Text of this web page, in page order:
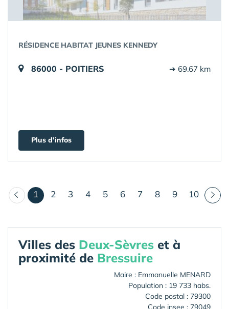
RÉSIDENCE HABITAT JEUNES KENNEDY
86000 - POITIERS ➔ 69.67 km
Plus d'infos
1 (courant)
2 3 4 5 6 7 8 9 10
Villes des Deux-Sèvres et à
proximité de Bressuire
Maire : Emmanuelle MENARD
Population : 19 733 habs.
Code postal : 79300
Code insee : 79049